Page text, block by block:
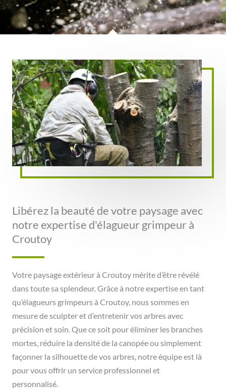
Libérez la beauté de votre paysage avec
notre expertise d'élagueur grimpeur à
Croutoy
Votre paysage extérieur à Croutoy mérite d’être révélé
dans toute sa splendeur. Grâce à notre expertise en tant
qu’élagueurs grimpeurs à Croutoy, nous sommes en
mesure de sculpter et d’entretenir vos arbres avec
précision et soin. Que ce soit pour éliminer les branches
mortes, réduire la densité de la canopée ou simplement
façonner la silhouette de vos arbres, notre équipe est là
pour vous offrir un service professionnel et
personnalisé.